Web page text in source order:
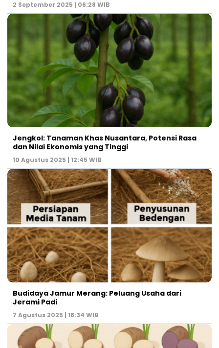
2 September 2025 | 06:28 WIB
Jengkol: Tanaman Khas Nusantara, Potensi Rasa
dan Nilai Ekonomis yang Tinggi
10 Agustus 2025 | 12:45 WIB
Budidaya Jamur Merang: Peluang Usaha dari
Jerami Padi
7 Agustus 2025 | 18:34 WIB